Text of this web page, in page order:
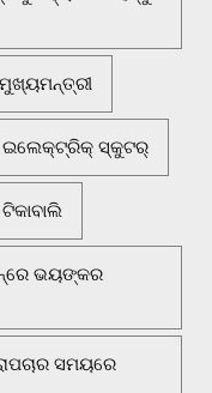
ଇଲେକ୍ଟ୍ରିକ୍ ସ୍କୁଟର୍
ଭୟଙ୍କର
ସମୟରେ